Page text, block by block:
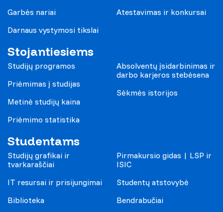
Garbės nariai
Darnaus vystymosi tikslai
Atestavimas ir konkursai
Stojantiesiems
Studijų programos
Priėmimas į studijas
Metinė studijų kaina
Priėmimo statistika
Absolventų įsidarbinimas ir
darbo karjeros stebėsena
Sėkmės istorijos
Studentams
Studijų grafikai ir
tvarkaraščiai
IT resursai ir prisijungimai
Biblioteka
Pirmakursio gidas | LSP ir
ISIC
Studentų atstovybė
Bendrabučiai